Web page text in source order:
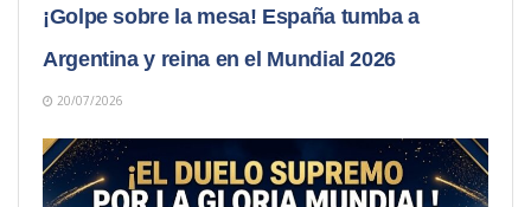
¡Golpe sobre la mesa! España tumba a
Argentina y reina en el Mundial 2026
20/07/2026